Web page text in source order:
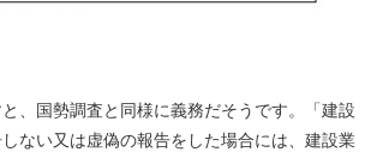
、国勢調査と同様に義務だそうです。「建設
ない又は虚偽の報告をした場合には、建設業